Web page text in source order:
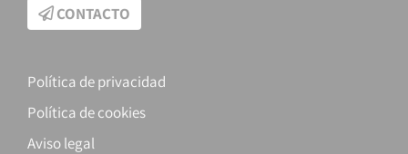
CONTACTO
Política de privacidad
Política de cookies
Aviso legal